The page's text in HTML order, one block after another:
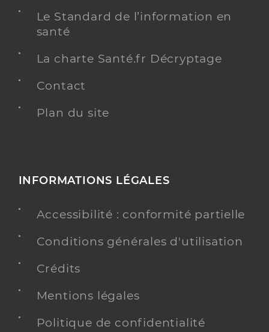
Le Standard de l’information en
santé
La charte Santé.fr Décryptage
Contact
Plan du site
INFORMATIONS LÉGALES
Accessibilité : conformité partielle
Conditions générales d'utilisation
Crédits
Mentions légales
Politique de confidentialité